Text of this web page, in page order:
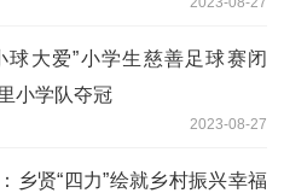
球大爱”小学生慈善足球赛闭
小学队夺冠
2023-08-27
乡贤“四力”绘就乡村振兴幸福